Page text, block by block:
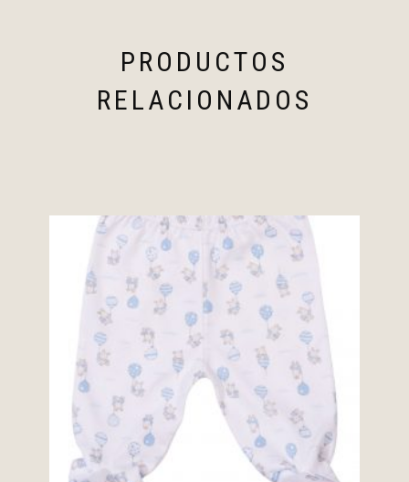
PRODUCTOS
RELACIONADOS